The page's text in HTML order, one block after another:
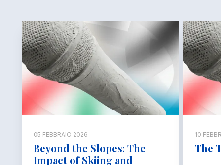
05 FEBBRAIO 2026
Beyond the Slopes: The
Impact of Skiing and
10
The